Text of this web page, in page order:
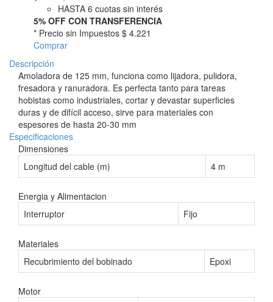
HASTA 6 cuotas sin interés
5% OFF CON TRANSFERENCIA
* Precio sin Impuestos $ 4.221
Comprar
Descripción
Amoladora de 125 mm, funciona como lijadora, pulidora,
fresadora y ranuradora. Es perfecta tanto para tareas
hobistas como industriales, cortar y devastar superficies
duras y de difícil acceso, sirve para materiales con
espesores de hasta 20-30 mm
Especificaciones
Dimensiones
Longitud del cable (m)
4 m
Energia y Alimentacion
Interruptor
Fijo
Materiales
Recubrimiento del bobinado
Epoxi
Motor